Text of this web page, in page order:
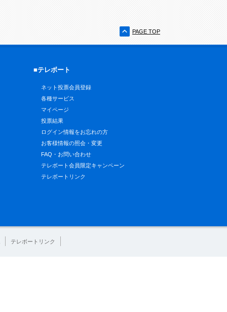
PAGE TOP
■テレボート
ネット投票会員登録
各種サービス
マイページ
投票結果
ログイン情報をお忘れの方
お客様情報の照会・変更
FAQ・お問い合わせ
テレボート会員限定キャンペーン
テレボートリンク
テレボートリンク